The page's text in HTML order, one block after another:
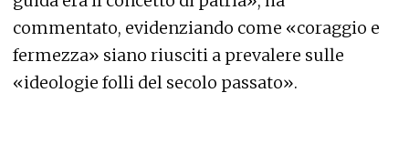
commentato, evidenziando come «coraggio e
fermezza» siano riusciti a prevalere sulle
«ideologie folli del secolo passato».